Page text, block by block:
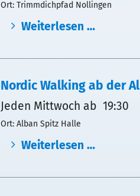
Ort: Trimmdichpfad Nollingen
Weiterlesen …
Nordic Walking ab der
Jeden Mittwoch ab 19:30
Ort: Alban Spitz Halle
Weiterlesen …